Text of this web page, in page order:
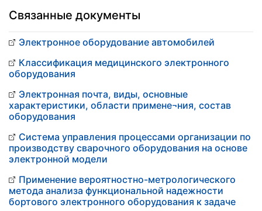
Связанные документы
Электронное оборудование автомобилей
Классификация медицинского электронного
оборудования
Электронная почта, виды, основные
характеристики, области примене¬ния, состав
оборудования
Система управления процессами организации по
производству сварочного оборудования на основе
электронной модели
Применение вероятностно-метрологического
метода анализа функциональной надежности
бортового электронного оборудования к задаче